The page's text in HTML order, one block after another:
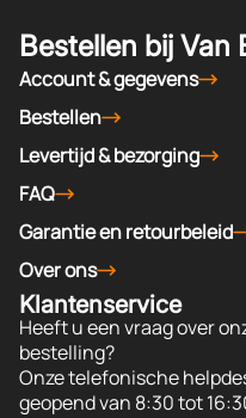
Bestellen bij Van
Account & gegevens
Bestellen
Levertijd & bezorging
FAQ
Garantie en retourbeleid
Over ons
Klantenservice
Heeft u een vraag over
bestelling?
Onze telefonische
geopend van 8:30 tot